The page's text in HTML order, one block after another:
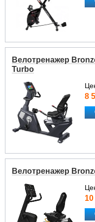
Велотренажер
Turbo
8
Велотренажер